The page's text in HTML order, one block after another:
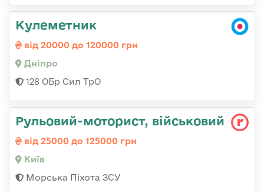
Кулеметник
від 20000 до 120000 грн
Дніпро
128 ОБр Сил ТрО
Рульовий-мотоpист, військовий
від 25000 до 125000 грн
Київ
Морська Піхота ЗСУ